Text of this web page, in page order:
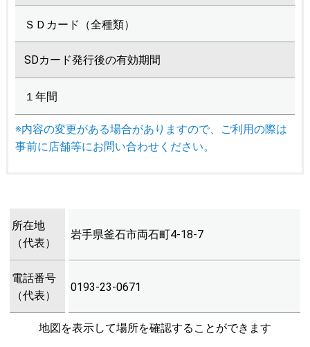
ＳＤカード（全種類）
SDカード発行後の有効期間
１年間
※内容の変更がある場合がありますので、ご利用の際は
事前に店舗等にお問い合わせください。
所在地
（代表）
岩手県釜石市両石町4-18-7
電話番号
（代表）
0193-23-0671
地図を表示して場所を確認することができます